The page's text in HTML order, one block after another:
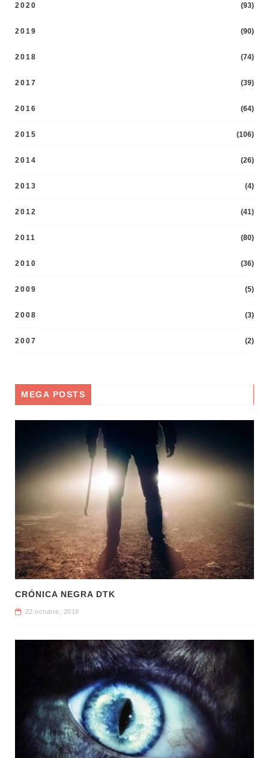
2020 (93)
2019 (90)
2018 (74)
2017 (39)
2016 (64)
2015 (106)
2014 (26)
2013 (4)
2012 (41)
2011 (80)
2010 (36)
2009 (5)
2008 (3)
2007 (2)
MEGA POSTS
CRÓNICA NEGRA DTK
22 octubre, 2018